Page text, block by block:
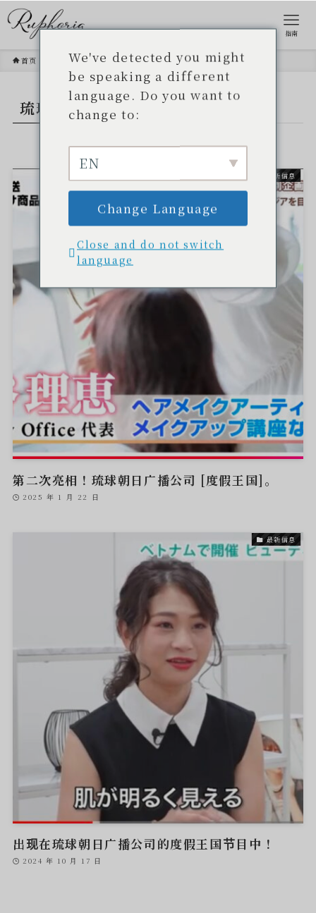
指南
首页 琉球朝日广播公司
琉球朝日广播公司
最新信息
第二次亮相！琉球朝日广播公司 [度假王国]。
2025 年 1 月 22 日
最新信息
出现在琉球朝日广播公司的度假王国节目中！
2024 年 10 月 17 日
We've detected you might
be speaking a different
language. Do you want to
change to:
EN
Change Language
Close and do not switch
language